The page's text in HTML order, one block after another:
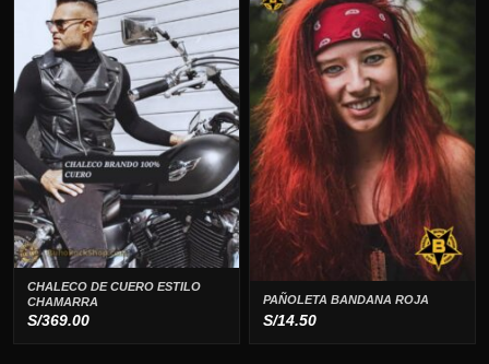
CHALECO DE CUERO ESTILO
CHAMARRA
S/369.00
PAÑOLETA BANDANA ROJA
S/14.50